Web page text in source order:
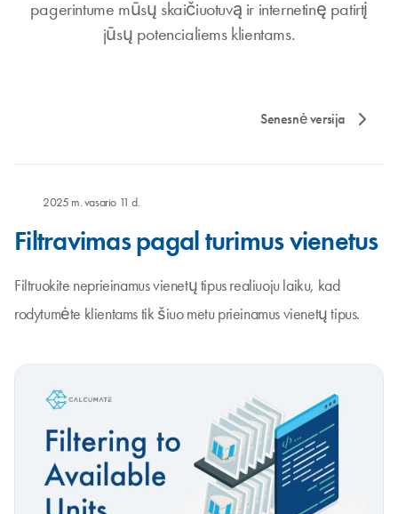
pagerintume mūsų skaičiuotuvą ir internetinę patirtį
jūsų potencialiems klientams.
Senesnė versija
2025 m. vasario 11 d.
Filtravimas pagal turimus vienetus
Filtruokite neprieinamus vienetų tipus realiuoju laiku, kad
rodytumėte klientams tik šiuo metu prieinamus vienetų tipus.